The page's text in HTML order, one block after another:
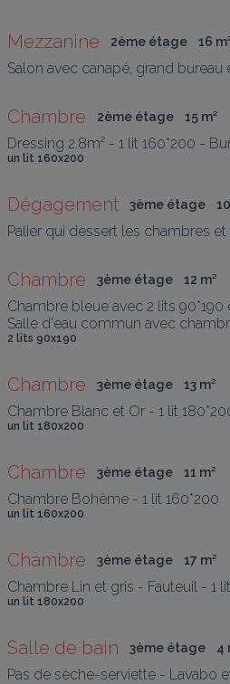
Mezzanine 2ème étage 16 m
Salon avec canapé, grand
Chambre 2ème étage 15 m²
Dressing 2.8m² - 1 lit 160*200 -
un lit 160x200
Dégagement 3ème étage 10
Palier qui dessert les chambres et
Chambre 3ème étage 12 m²
Chambre bleue avec 2 lits
Salle d'eau commun avec
2 lits 90x190
Chambre 3ème étage 13 m²
Chambre Blanc et Or - 1 lit
un lit 180x200
Chambre 3ème étage 11 m²
Chambre Bohême - 1 lit 160*200
un lit 160x200
Chambre 3ème étage 17 m²
Chambre Lin et gris - Fauteuil - 1
un lit 180x200
Salle de bain 3ème étage 4
Pas de sèche-serviette - Lavabo